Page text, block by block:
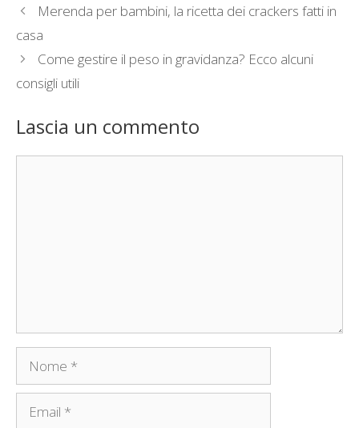
Merenda per bambini, la ricetta dei crackers fatti in
casa
Come gestire il peso in gravidanza? Ecco alcuni
consigli utili
Lascia un commento
Nome
Email